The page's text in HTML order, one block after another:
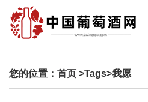
您的位置： 首页 >Tags>我愿